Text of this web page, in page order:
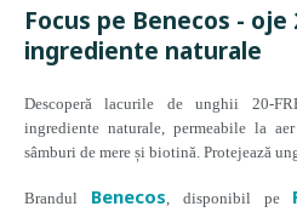
Focus pe Benecos - oje
ingrediente naturale
Descoperă lacurile de unghii 20-
ingrediente naturale, permeabile la
sâmburi de mere și biotină. Protejează
Brandul Benecos, disponibil pe